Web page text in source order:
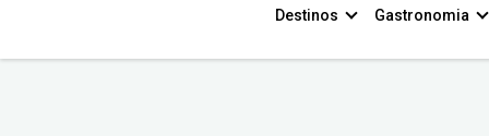
Destinos Gastronomia